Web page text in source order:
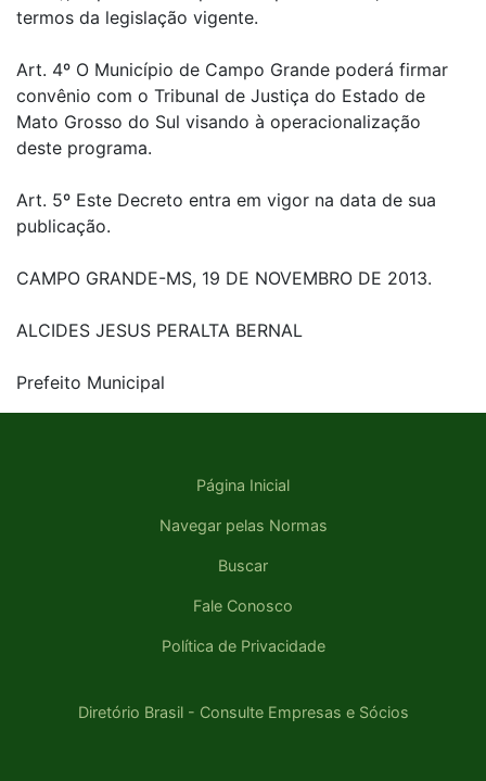
termos da legislação vigente.
Art. 4º O Município de Campo Grande poderá firmar
convênio com o Tribunal de Justiça do Estado de
Mato Grosso do Sul visando à operacionalização
deste programa.
Art. 5º Este Decreto entra em vigor na data de sua
publicação.
CAMPO GRANDE-MS, 19 DE NOVEMBRO DE 2013.
ALCIDES JESUS PERALTA BERNAL
Prefeito Municipal
Página Inicial
Navegar pelas Normas
Buscar
Fale Conosco
Política de Privacidade
Diretório Brasil - Consulte Empresas e Sócios